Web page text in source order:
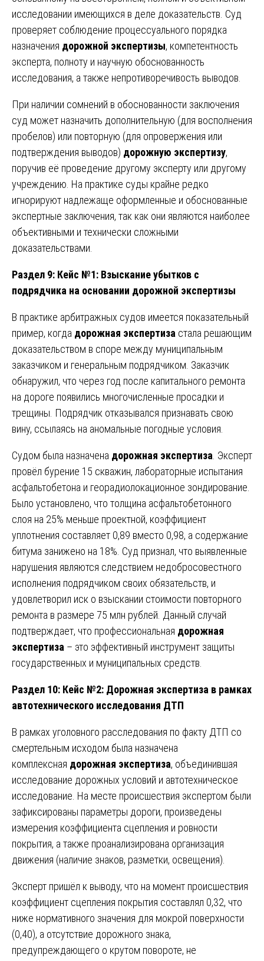
исследовании имеющихся в деле доказательств. Суд
проверяет соблюдение процессуального порядка
назначения дорожной экспертизы, компетентность
эксперта, полноту и научную обоснованность
исследования, а также непротиворечивость выводов.
При наличии сомнений в обоснованности заключения
суд может назначить дополнительную (для восполнения
пробелов) или повторную (для опровержения или
подтверждения выводов) дорожную экспертизу,
поручив её проведение другому эксперту или другому
учреждению. На практике суды крайне редко
игнорируют надлежаще оформленные и обоснованные
экспертные заключения, так как они являются наиболее
объективными и технически сложными
доказательствами.
Раздел 9: Кейс №1: Взыскание убытков с
подрядчика на основании дорожной экспертизы
В практике арбитражных судов имеется показательный
пример, когда дорожная экспертиза стала решающим
доказательством в споре между муниципальным
заказчиком и генеральным подрядчиком. Заказчик
обнаружил, что через год после капитального ремонта
на дороге появились многочисленные просадки и
трещины. Подрядчик отказывался признавать свою
вину, ссылаясь на аномальные погодные условия.
Судом была назначена дорожная экспертиза . Эксперт
провёл бурение 15 скважин, лабораторные испытания
асфальтобетона и георадиолокационное зондирование.
Было установлено, что толщина асфальтобетонного
слоя на 25% меньше проектной, коэффициент
уплотнения составляет 0,89 вместо 0,98, а содержание
битума занижено на 18%. Суд признал, что выявленные
нарушения являются следствием недобросовестного
исполнения подрядчиком своих обязательств, и
удовлетворил иск о взыскании стоимости повторного
ремонта в размере 75 млн рублей. Данный случай
подтверждает, что профессиональная дорожная
экспертиза – это эффективный инструмент защиты
государственных и муниципальных средств.
Раздел 10: Кейс №2: Дорожная экспертиза в рамках
автотехнического исследования ДТП
В рамках уголовного расследования по факту ДТП со
смертельным исходом была назначена
комплексная дорожная экспертиза, объединившая
исследование дорожных условий и автотехническое
исследование. На месте происшествия экспертом были
зафиксированы параметры дороги, произведены
измерения коэффициента сцепления и ровности
покрытия, а также проанализирована организация
движения (наличие знаков, разметки, освещения).
Эксперт пришёл к выводу, что на момент происшествия
коэффициент сцепления покрытия составлял 0,32, что
ниже нормативного значения для мокрой поверхности
(0,40), а отсутствие дорожного знака,
предупреждающего о крутом повороте, не